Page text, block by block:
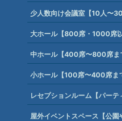
少人数向け会議室【10人〜
大ホール【800席・1000席
中ホール【400席〜800席ま
小ホール【100席〜400席ま
レセプションルーム【パー
屋外イベントスペース【公